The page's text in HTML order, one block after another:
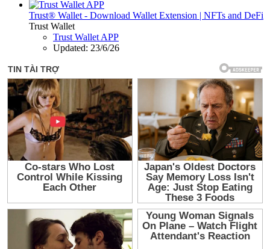
Trust® Wallet - Download Wallet Extension | NFTs and DeFi
Trust Wallet
Trust Wallet APP
Updated: 23/6/26